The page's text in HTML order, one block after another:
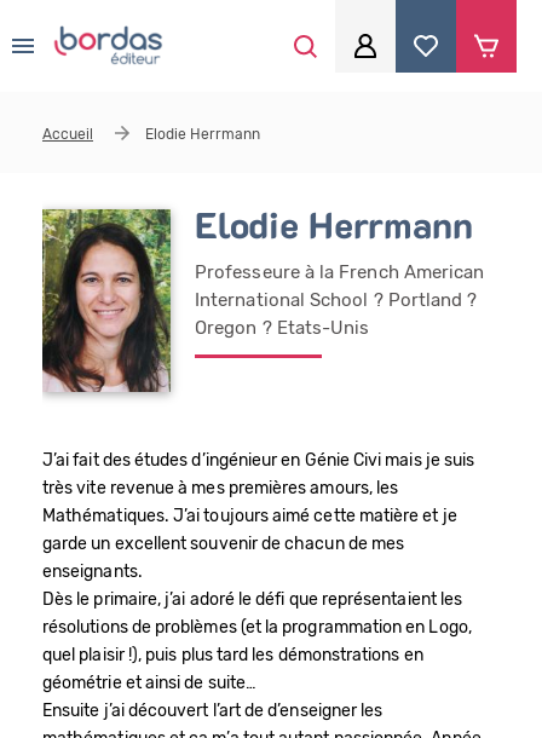
Mot de passe*
Se souvenir de moi
Mot de passe ou identifiant oublié
Bénéficiez de tarifs préférentiels
Téléchargez des ressources gratuites
Recevez des informations sur nos nouveautés
Accueil Elodie Herrmann
Elodie Herrmann
Professeure à la French American
International School ? Portland ?
Oregon ? Etats-Unis
J’ai fait des études d’ingénieur en Génie Civi mais je suis
très vite revenue à mes premières amours, les
Mathématiques. J’ai toujours aimé cette matière et je
garde un excellent souvenir de chacun de mes
enseignants.
Dès le primaire, j’ai adoré le défi que représentaient les
résolutions de problèmes (et la programmation en Logo,
quel plaisir !), puis plus tard les démonstrations en
géométrie et ainsi de suite…
Ensuite j’ai découvert l’art de d’enseigner les